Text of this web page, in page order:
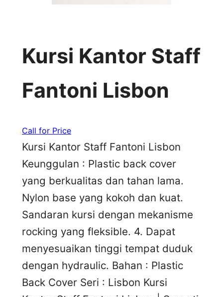
Kursi Kantor Staff
Fantoni Lisbon
Call for Price
Kursi Kantor Staff Fantoni Lisbon
Keunggulan : Plastic back cover
yang berkualitas dan tahan lama.
Nylon base yang kokoh dan kuat.
Sandaran kursi dengan mekanisme
rocking yang fleksible. 4. Dapat
menyesuaikan tinggi tempat duduk
dengan hydraulic. Bahan : Plastic
Back Cover Seri : Lisbon Kursi